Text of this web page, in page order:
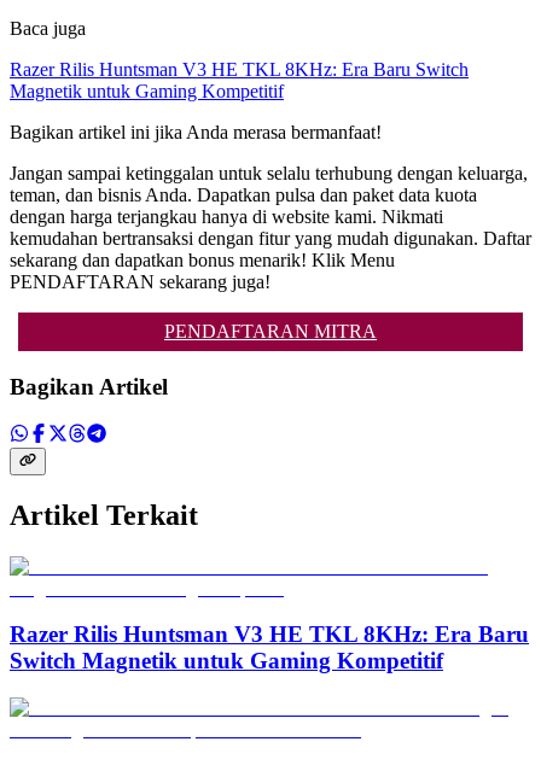
Baca juga
Razer Rilis Huntsman V3 HE TKL 8KHz: Era Baru Switch
Magnetik untuk Gaming Kompetitif
Bagikan artikel ini jika Anda merasa bermanfaat!
Jangan sampai ketinggalan untuk selalu terhubung dengan keluarga,
teman, dan bisnis Anda. Dapatkan pulsa dan paket data kuota
dengan harga terjangkau hanya di website kami. Nikmati
kemudahan bertransaksi dengan fitur yang mudah digunakan. Daftar
sekarang dan dapatkan bonus menarik! Klik Menu
PENDAFTARAN sekarang juga!
PENDAFTARAN MITRA
Bagikan Artikel
Artikel Terkait
Razer Rilis Huntsman V3 HE TKL 8KHz: Era Baru
Switch Magnetik untuk Gaming Kompetitif